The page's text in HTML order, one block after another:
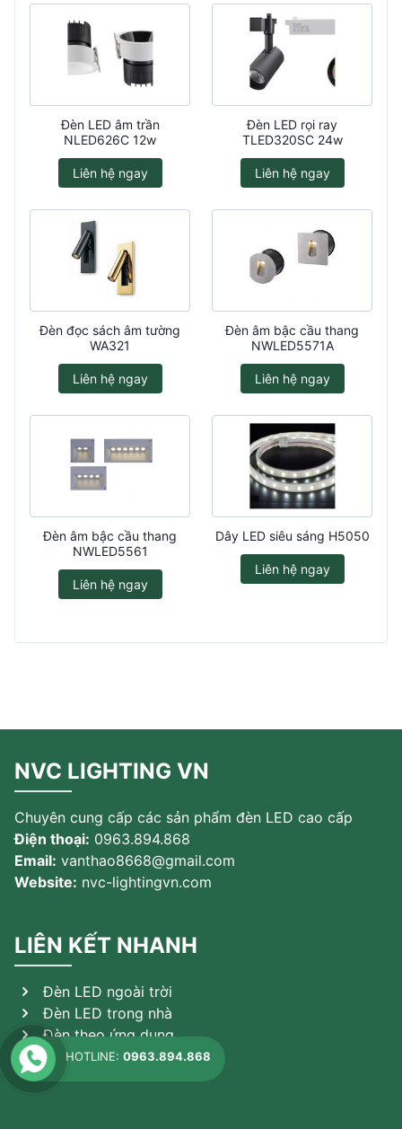
Đèn LED âm trần
NLED626C 12w
Liên hệ ngay
Đèn LED rọi ray
TLED320SC 24w
Liên hệ ngay
Đèn đọc sách âm tường
WA321
Liên hệ ngay
Đèn âm bậc cầu thang
NWLED5571A
Liên hệ ngay
Đèn âm bậc cầu thang
NWLED5561
Liên hệ ngay
Dây LED siêu sáng H5050
Liên hệ ngay
NVC LIGHTING VN
Chuyên cung cấp các sản phẩm đèn LED cao cấp
Điện thoại: 0963.894.868
Email: vanthao8668@gmail.com
Website: nvc-lightingvn.com
LIÊN KẾT NHANH
Đèn LED ngoài trời
Đèn LED trong nhà
Đèn theo ứng dụng
Sản phẩm khác
HOTLINE:0963.894.868